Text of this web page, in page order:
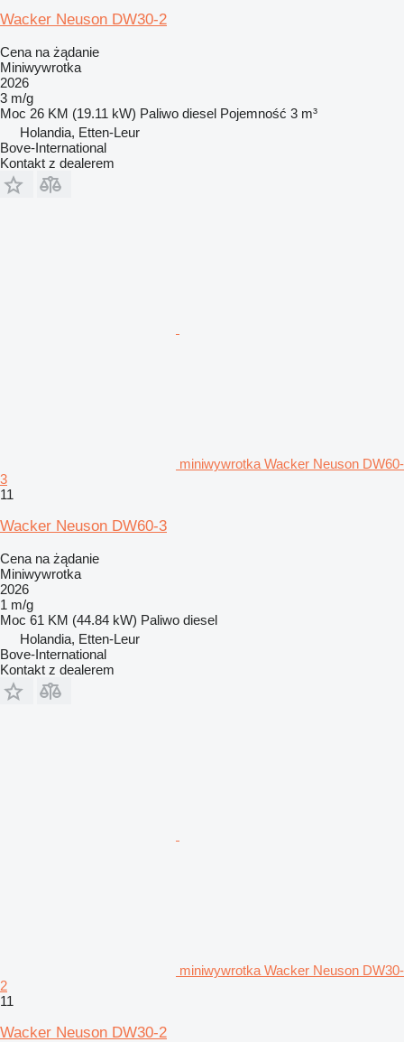
Wacker Neuson DW30-2
Cena na żądanie
Miniwywrotka
2026
3 m/g
Moc 26 KM (19.11 kW) Paliwo diesel Pojemność 3 m³
Holandia, Etten-Leur
Bove-International
Kontakt z dealerem
miniwywrotka Wacker Neuson DW60-
3
11
Wacker Neuson DW60-3
Cena na żądanie
Miniwywrotka
2026
1 m/g
Moc 61 KM (44.84 kW) Paliwo diesel
Holandia, Etten-Leur
Bove-International
Kontakt z dealerem
miniwywrotka Wacker Neuson DW30-
2
11
Wacker Neuson DW30-2